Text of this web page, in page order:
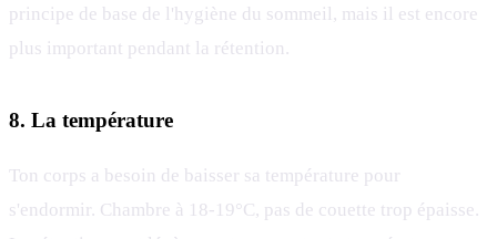
principe de base de l'hygiène du sommeil, mais il est encore
plus important pendant la rétention.
8. La température
Ton corps a besoin de baisser sa température pour
s'endormir. Chambre à 18-19°C, pas de couette trop épaisse.